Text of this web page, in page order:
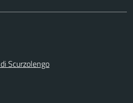
Scurzolengo